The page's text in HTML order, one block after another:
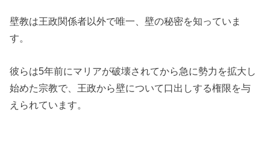
壁教は王政関係者以外で唯一、壁の秘密を知っていま
す。
彼らは5年前にマリアが破壊されてから急に勢力を拡大し
始めた宗教で、王政から壁について口出しする権限を与
えられています。